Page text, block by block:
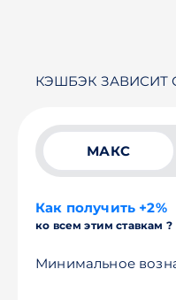
КЭШБЭК ЗАВИСИТ
МАКС
Как получить +2%
ко всем этим ставкам ?
Минимальное